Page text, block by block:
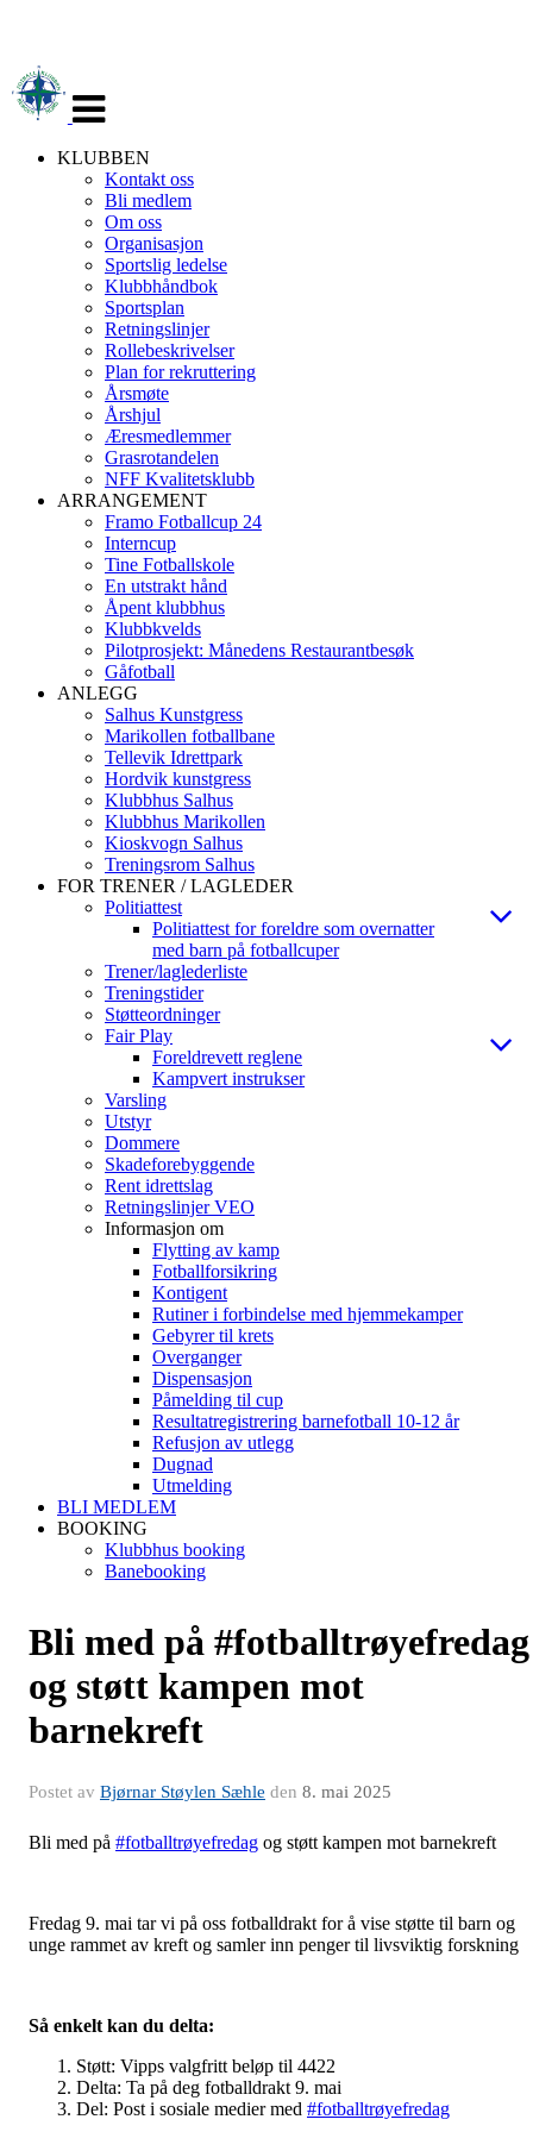
navigasjon
KLUBBEN
Kontakt oss
Bli medlem
Om oss
Organisasjon
Sportslig ledelse
Klubbhåndbok
Sportsplan
Retningslinjer
Rollebeskrivelser
Plan for rekruttering
Årsmøte
Årshjul
Æresmedlemmer
Grasrotandelen
NFF Kvalitetsklubb
ARRANGEMENT
Framo Fotballcup 24
Interncup
Tine Fotballskole
En utstrakt hånd
Åpent klubbhus
Klubbkvelds
Pilotprosjekt: Månedens Restaurantbesøk
Gåfotball
ANLEGG
Salhus Kunstgress
Marikollen fotballbane
Tellevik Idrettpark
Hordvik kunstgress
Klubbhus Salhus
Klubbhus Marikollen
Kioskvogn Salhus
Treningsrom Salhus
FOR TRENER / LAGLEDER
Politiattest
Politiattest for foreldre som overnatter
med barn på fotballcuper
Trener/laglederliste
Treningstider
Støtteordninger
Fair Play
Foreldrevett reglene
Kampvert instrukser
Varsling
Utstyr
Dommere
Skadeforebyggende
Rent idrettslag
Retningslinjer VEO
Informasjon om
Flytting av kamp
Fotballforsikring
Kontigent
Rutiner i forbindelse med hjemmekamper
Gebyrer til krets
Overganger
Dispensasjon
Påmelding til cup
Resultatregistrering barnefotball 10-12 år
Refusjon av utlegg
Dugnad
Utmelding
BLI MEDLEM
BOOKING
Klubbhus booking
Banebooking
Bli med på #fotballtrøyefredag
og støtt kampen mot
barnekreft
Postet av Bjørnar Støylen Sæhle den 8. mai 2025
Bli med på #fotballtrøyefredag og støtt kampen mot barnekreft
Fredag 9. mai tar vi på oss fotballdrakt for å vise støtte til barn og
unge rammet av kreft og samler inn penger til livsviktig forskning
Så enkelt kan du delta:
Støtt: Vipps valgfritt beløp til 4422
Delta: Ta på deg fotballdrakt 9. mai
Del: Post i sosiale medier med #fotballtrøyefredag